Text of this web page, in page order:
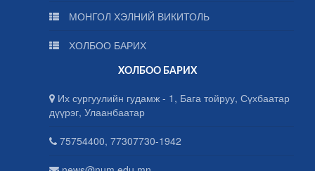
МОНГОЛ ХЭЛНИЙ ВИКИТОЛЬ
ХОЛБОО БАРИХ
ХОЛБОО БАРИХ
Их сургуулийн гудамж - 1, Бага тойруу, Сүхбаатар
дүүрэг, Улаанбаатар
75754400, 77307730-1942